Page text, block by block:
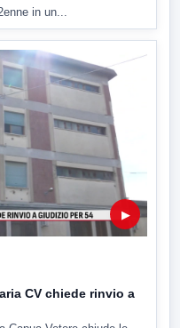
in un...
▶
CV chiede rinvio a